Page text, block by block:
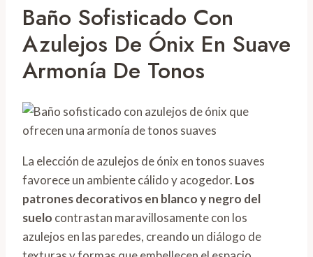
Baño Sofisticado Con
Azulejos De Ónix En Suave
Armonía De Tonos
La elección de azulejos de ónix en tonos suaves
favorece un ambiente cálido y acogedor. Los
patrones decorativos en blanco y negro del
suelo contrastan maravillosamente con los
azulejos en las paredes, creando un diálogo de